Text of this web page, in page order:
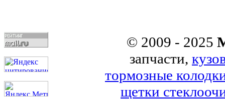
© 2009 - 2025
запчасти,
тормозные
щетки